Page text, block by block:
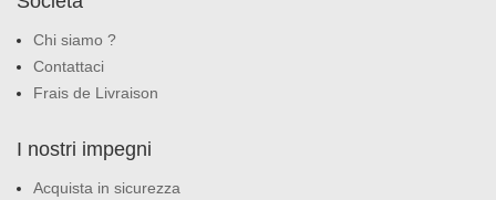
Chi siamo ?
Contattaci
Frais de Livraison
I nostri impegni
Acquista in sicurezza